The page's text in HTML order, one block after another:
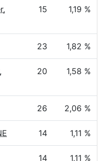
15 1,19 %
23 1,82 %
20 1,58 %
26 2,06 %
14 1,11 %
14 1,11 %